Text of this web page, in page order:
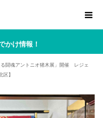
かけ情報！
闘魂アントニオ猪木展」開催 レジェ
】